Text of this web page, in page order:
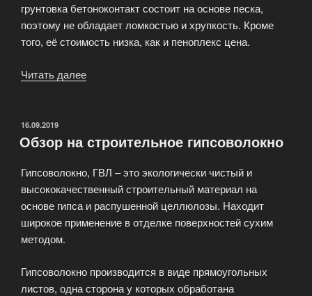
грунтовка бетоноконтакт состоит на основе песка,
поэтому не обладает ломкостью и хрупкость. Кроме
того, её стоимость низка, как и пеноплекс цена.
Читать далее
ОПУБЛИКОВАНО
16.09.2019
Обзор на строительное гипсоволокно
Гипсоволокно, ГВЛ – это экологически чистый и
высококачественный строительный материал на
основе гипса и распушенной целлюлозы. Находит
широкое применение в отделке поверхностей сухим
методом.
Гипсоволокно производится в виде прямоугольных
листов, одна сторона у которых обработана